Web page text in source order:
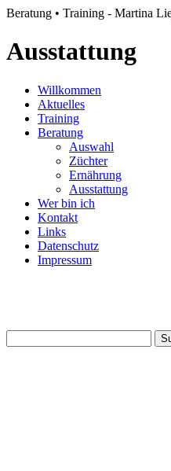
Beratung • Training - Martina
Ausstattung
Willkommen
Aktuelles
Training
Beratung
Auswahl
Züchter
Ernährung
Ausstattung
Wer bin ich
Kontakt
Links
Datenschutz
Impressum